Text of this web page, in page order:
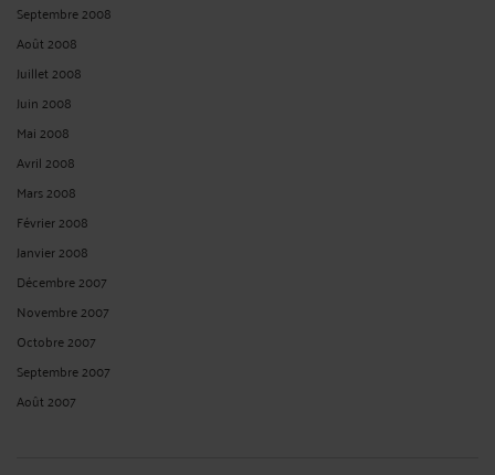
Septembre 2008
Août 2008
Juillet 2008
Juin 2008
Mai 2008
Avril 2008
Mars 2008
Février 2008
Janvier 2008
Décembre 2007
Novembre 2007
Octobre 2007
Septembre 2007
Août 2007